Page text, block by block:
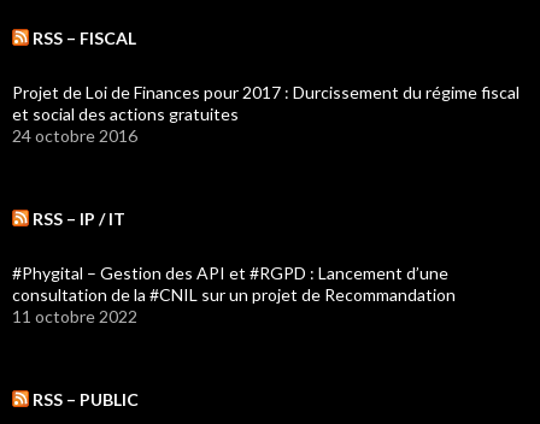
RSS – FISCAL
Projet de Loi de Finances pour 2017 : Durcissement du régime fiscal
et social des actions gratuites
24 octobre 2016
RSS – IP / IT
#Phygital – Gestion des API et #RGPD : Lancement d’une
consultation de la #CNIL sur un projet de Recommandation
11 octobre 2022
RSS – PUBLIC